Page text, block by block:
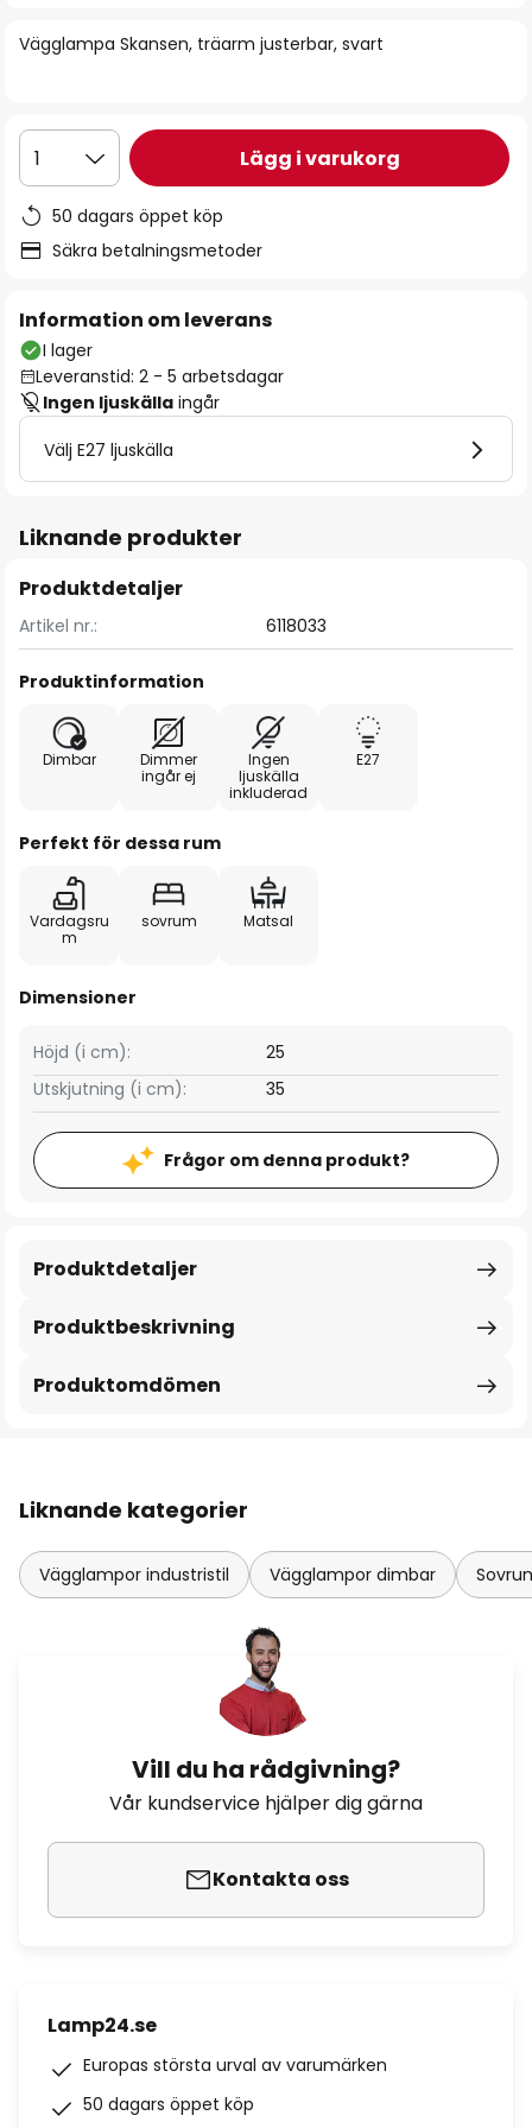
Vägglampa Skansen, träarm justerbar, svart
1 Lägg i varukorg
50 dagars öppet köp
Säkra betalningsmetoder
Information om leverans
I lager
Leveranstid: 2 - 5 arbetsdagar
Ingen ljuskälla ingår
Välj E27 ljuskälla
Liknande produkter
Produktdetaljer
Artikel nr.: 6118033
Produktinformation
Dimbar
Dimmer
ingår ej
Ingen
ljuskälla
inkluderad
E27
Perfekt för dessa rum
Vardagsru
m
sovrum Matsal
Dimensioner
Höjd (i cm):
25
Utskjutning (i cm):
35
Frågor om denna produkt?
Produktbeskrivning
Produktdetaljer
Produktomdömen
Liknande kategorier
Vägglampor industristil Vägglampor dimbar
Vill du ha rådgivning?
Vår kundservice hjälper dig gärna
Kontakta oss
Lamp24.se
Europas största urval av varumärken
50 dagars öppet köp